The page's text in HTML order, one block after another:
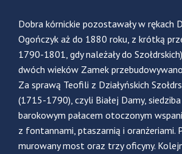
Dobra kórnickie pozostawały w rękach
Ogończyk aż do 1880 roku, z krótką
1790-1801, gdy należały do
dwóch wieków Zamek
Za sprawą Teofili z Działyńskich
(1715-1790), czyli Białej Damy,
barokowym pałacem otoczonym
z fontannami, ptaszarnią i oranżeriami.
murowany most oraz trzy oficyny.